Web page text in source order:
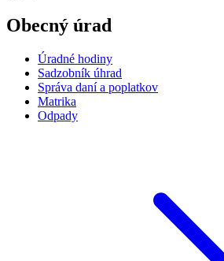
Obecný úrad
Úradné hodiny
Sadzobník úhrad
Správa daní a poplatkov
Matrika
Odpady